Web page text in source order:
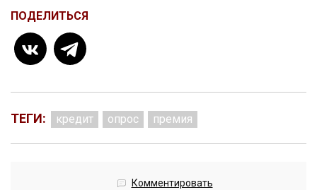
ПОДЕЛИТЬСЯ
ТЕГИ: кредит опрос премия
Комментировать